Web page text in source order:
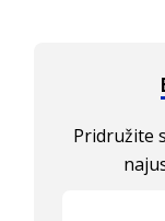
Pridružite